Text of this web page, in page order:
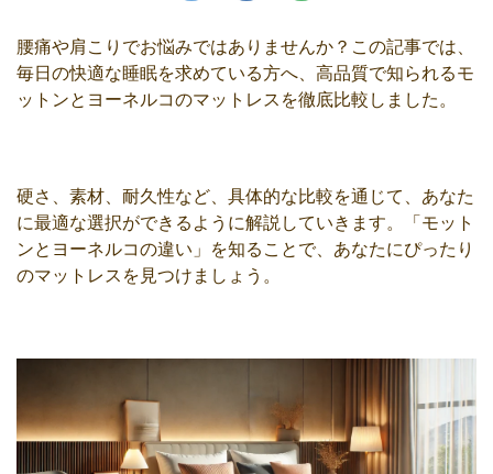
腰痛や肩こりでお悩みではありませんか？この記事では、
毎日の快適な睡眠を求めている方へ、高品質で知られるモ
ットンとヨーネルコのマットレスを徹底比較しました。
硬さ、素材、耐久性など、具体的な比較を通じて、あなた
に最適な選択ができるように解説していきます。「モット
ンとヨーネルコの違い」を知ることで、あなたにぴったり
のマットレスを見つけましょう。